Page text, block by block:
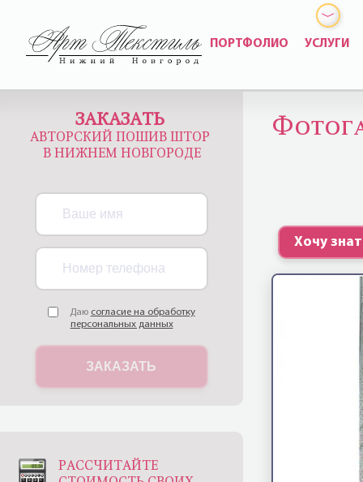
ПОРТФОЛИО УСЛУГИ
Хочу
ЗАКАЗАТЬ
АВТОРСКИЙ ПОШИВ ШТОР
В НИЖНЕМ НОВГОРОДЕ
Даю согласие на обработку
персональных данных
ЗАКАЗАТЬ
РАССЧИТАЙТЕ